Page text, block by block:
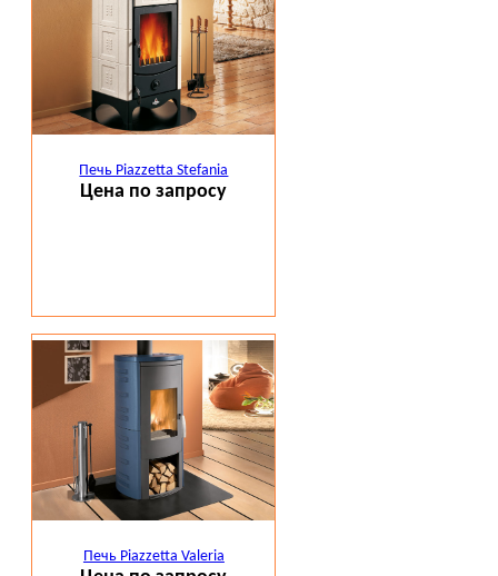
Печь Piazzetta Stefania
Цена по запросу
Печь Piazzetta Valeria